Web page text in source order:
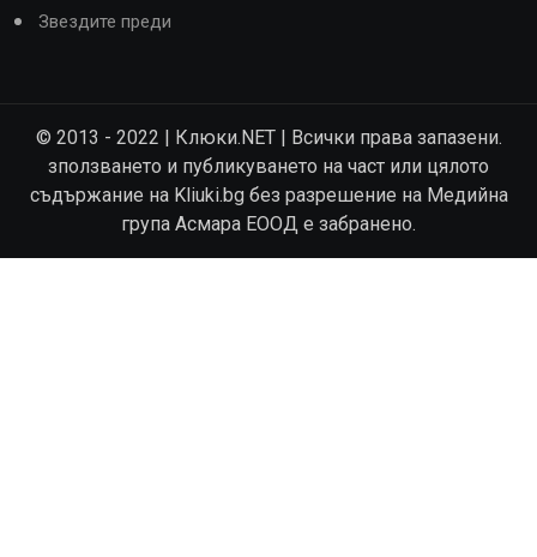
Звездите преди
© 2013 - 2022 | Клюки.NET | Всички права запазени.
зползването и публикуването на част или цялото
съдържание на Kliuki.bg без разрешение на Медийна
група Асмара ЕООД е забранено.